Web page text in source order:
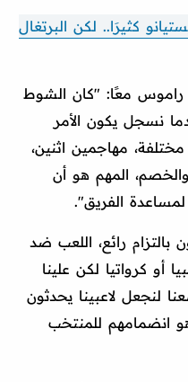
كثيرَا.. لكن البرتغال
راموس معًا: "كان الشوط
نسجل يكون الأمر
مختلفة، مهاجمين اثنين،
والخصم، المهم هو أن
الفريق".
بالتزام رائع، اللعب ضد
أو كرواتيا لكن علينا
لنجعل لاعبينا يحدثون
هو انضمامهم للمنتخب